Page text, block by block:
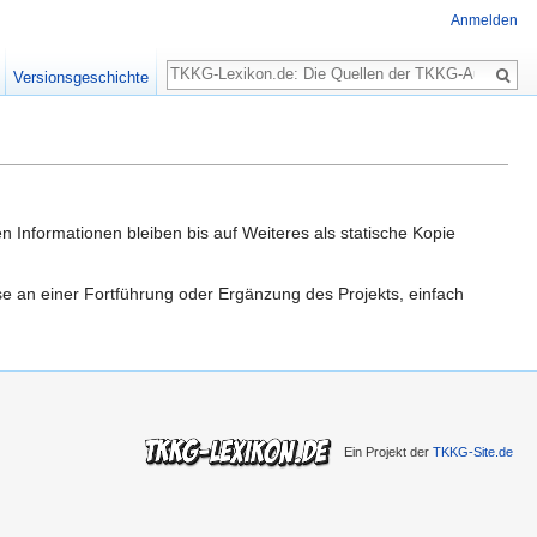
Informationen bleiben bis auf Weiteres als statische Kopie
an einer Fortführung oder Ergänzung des Projekts, einfach
Anmelden
Versionsgeschichte
Suche
Ein Projekt der TKKG-Site.de